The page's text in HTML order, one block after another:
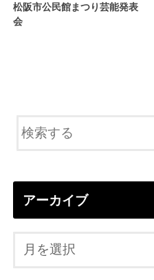
松阪市公民館まつり芸能発表
会
アーカイブ